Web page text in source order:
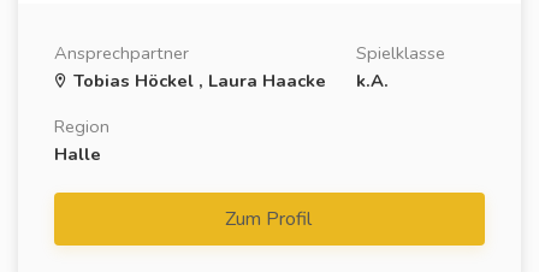
Ansprechpartner
Tobias Höckel , Laura Haacke
Spielklasse
k.A.
Region
Halle
Zum Profil